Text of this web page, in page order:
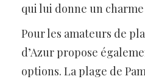
qui lui donne un
Pour les amateurs de
d’Azur propose
options. La plage de